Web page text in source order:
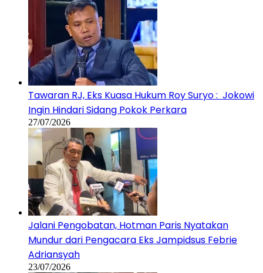
Tawaran RJ, Eks Kuasa Hukum Roy Suryo : Jokowi
Ingin Hindari Sidang Pokok Perkara
27/07/2026
Jalani Pengobatan, Hotman Paris Nyatakan
Mundur dari Pengacara Eks Jampidsus Febrie
Adriansyah
23/07/2026